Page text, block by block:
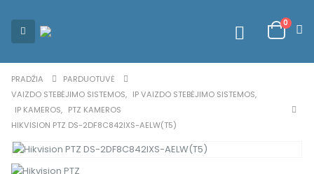
0
PRADŽIA
PARDUOTUVĖ
VAIZDO STEBĖJIMO SISTEMOS, IP VAIZDO STEBĖJIMO SISTEMOS,
IP KAMEROS, PTZ KAMEROS
HIKVISION PTZ DS-2DF8C842IXS-AELW(T5)